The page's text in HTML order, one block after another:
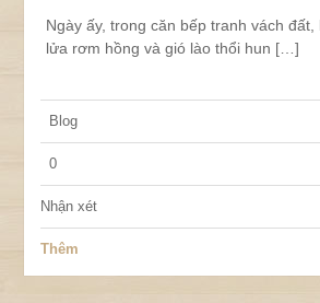
Ngày ấy, trong căn bếp tranh vách
lửa rơm hồng và gió lào thổi hun […]
Blog
0
Nhận xét
Thêm